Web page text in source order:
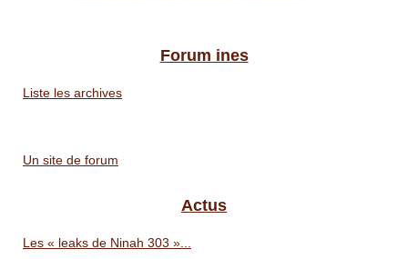
Forum ines
Liste les archives
Un site de forum
Actus
Les « leaks de Ninah 303 »...